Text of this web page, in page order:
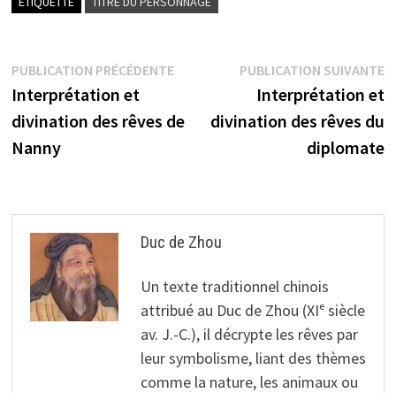
Navigation
de
l’article
PUBLICATION PRÉCÉDENTEPublication
Interprétation et
divination des rêves de
Nanny
PUBLICATION SUIVANTE
Interprétation et
divination des rêves du
diplomate
Duc de Zhou
Un texte traditionnel chinois
attribué au Duc de Zhou (XIᵉ siècle
av. J.-C.), il décrypte les rêves par
leur symbolisme, liant des thèmes
comme la nature, les animaux ou